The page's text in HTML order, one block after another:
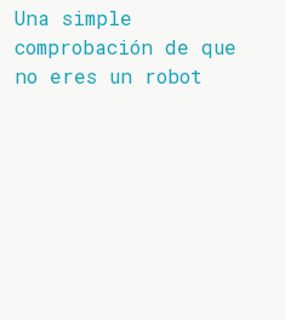
Una simple
comprobación de que
no eres un robot